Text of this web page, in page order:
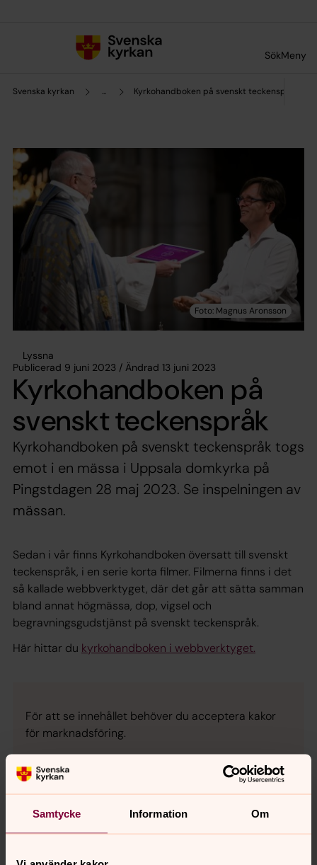
Samtycke Information Om
SökMeny
Svenska kyrkan ... Kyrkohandboken på svenskt teckenspråk
Lyssna
Publicerad 9 juni 2023 / Ändrad 13 juni 2023
Kyrkohandboken på
svenskt teckenspråk
Kyrkohandboken på svenskt teckenspråk togs
emot i en mässa i Uppsala domkyrka på
Pingstdagen 28 maj 2023. Se inspelningen av
mässan.
Sedan i vår finns Kyrkohandboken översatt till svenskt
teckenspråk, i en serie korta filmer. Filmerna finns i det
så kallade webbverktyget, där det går att sätta samman
bland annat högmässa, dop, vigsel och
begravningsgudstjänst på svenskt teckenspråk.
Här hittar du kyrkohandboken i webbverktyget.
För att se innehållet behöver du acceptera kakor
för marknadsföring.
Se videon på Vimeo i stället.
Ändra inställningar